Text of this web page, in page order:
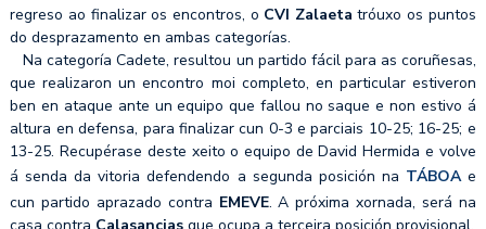
regreso ao finalizar os encontros, o CVI Zalaetatróuxo os puntos
do desprazamento en ambas categorías.
Na categoría Cadete, resultou un partido fácil para as coruñesas,
que realizaron un encontro moi completo, en particular estiveron
ben en ataque ante un equipo que fallou no saque e non estivo á
altura en defensa, para finalizar cun 0-3 e parciais 10-25; 16-25; e
13-25. Recupérase deste xeito o equipo de David Hermida e volve
á senda da vitoria defendendo a segunda posición na TÁBOAe
cun partido aprazado contra EMEVE. A próxima xornada, será na
casa contra Calasancias que ocupa a terceira posición provisional.